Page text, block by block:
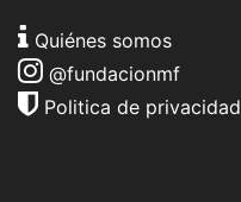
Quiénes somos
@fundacionmf
Politica de privacidad